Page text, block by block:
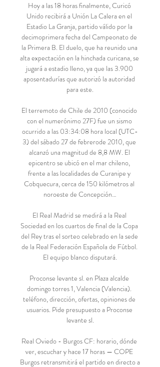
Hoy a las 18 horas finalmente, Curicó
Unido recibirá a Unión La Calera en el
Estadio La Granja, partido válido por la
decimoprimera fecha del Campeonato de
la Primera B. El duelo, que ha reunido una
alta expectación en la hinchada curicana, se
jugará a estadio lleno, ya que las 3.900
aposentadurías que autorizó la autoridad
para este.
El terremoto de Chile de 2010 (conocido
con el numerónimo 27F) fue un sismo
ocurrido a las 03:34:08 hora local (UTC-
3) del sábado 27 de febrerode 2010, que
alcanzó una magnitud de 8,8 MW. El
epicentro se ubicó en el mar chileno,
frente a las localidades de Curanipe y
Cobquecura, cerca de 150 kilómetros al
noroeste de Concepción…
El Real Madrid se medirá a la Real
Sociedad en los cuartos de final de la Copa
del Rey tras el sorteo celebrado en la sede
de la Real Federación Española de Fútbol.
El equipo blanco disputará.
Proconse levante sl. en Plaza alcalde
domingo torres 1, Valencia (Valencia).
teléfono, dirección, ofertas, opiniones de
usuarios. Pide presupuesto a Proconse
levante sl.
Real Oviedo - Burgos CF: horario, dónde
ver, escuchar y hace 17 horas — COPE
Burgos retransmitirá el partido en directo a